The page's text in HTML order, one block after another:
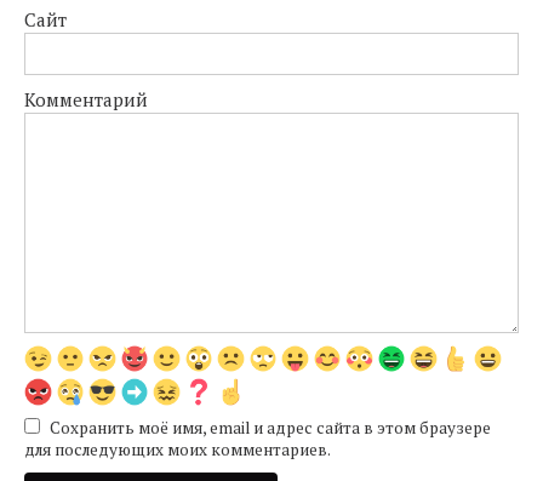
Сайт
Комментарий
Сохранить моё имя, email и адрес сайта в этом браузере
для последующих моих комментариев.